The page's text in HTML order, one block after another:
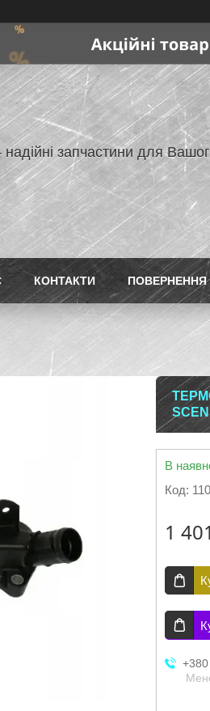
запчастини для
КОНТАКТИ ПОВЕРНЕННЯ
В
Код:
1